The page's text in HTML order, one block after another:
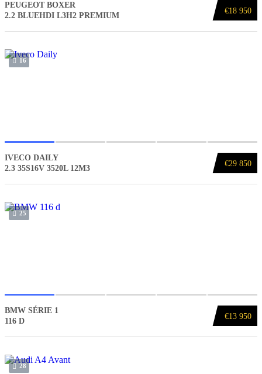
€18 950
PEUGEOT BOXER
2.2 BLUEHDI L3H2 PREMIUM
16
€29 850
IVECO DAILY
2.3 35S16V 3520L 12M3
25
€13 950
BMW SÉRIE 1
116 D
28